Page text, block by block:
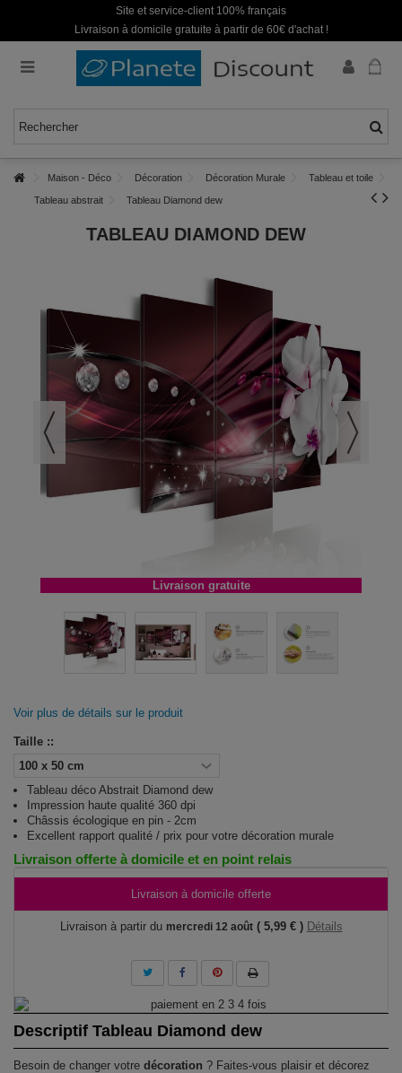
Site et service-client 100% français
Livraison à domicile gratuite à partir de 60€ d'achat !
Maison - Déco Décoration Décoration Murale Tableau et toile
Tableau abstrait Tableau Diamond dew
TABLEAU DIAMOND DEW
Livraison gratuite
Voir plus de détails sur le produit
Taille ::
Tableau déco Abstrait Diamond dew
Impression haute qualité 360 dpi
Châssis écologique en pin - 2cm
Excellent rapport qualité / prix pour votre décoration murale
Livraison offerte à domicile et en point relais
Livraison à domicile offerte
Livraison à partir du mercredi 12 août ( 5,99 € ) Détails
Descriptif Tableau Diamond dew
Besoin de changer votre décoration ? Faites-vous plaisir et décorez